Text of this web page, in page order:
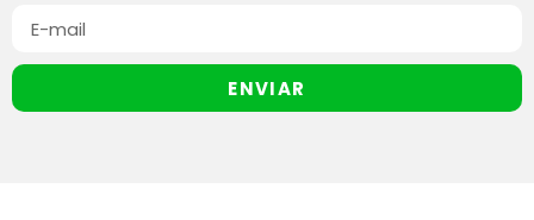
ENVIAR